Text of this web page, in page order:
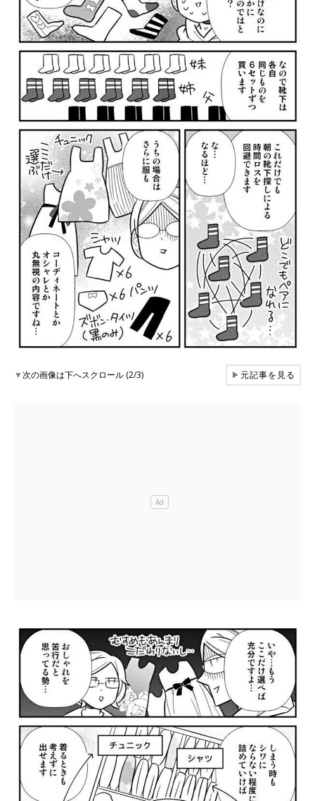
▼次の画像は下へスクロール (2/3) ▶元記事を見る